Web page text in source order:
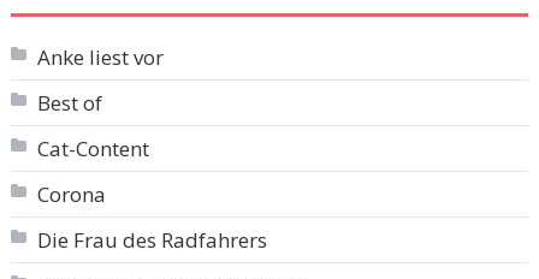
Anke liest vor
Best of
Cat-Content
Corona
Die Frau des Radfahrers